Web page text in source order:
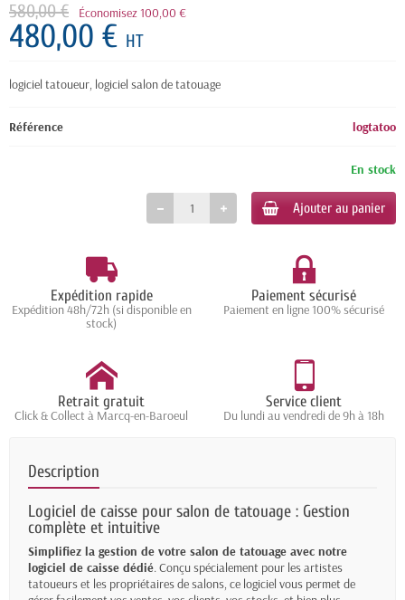
580,00 € Économisez 100,00 €
480,00 € HT
logiciel tatoueur, logiciel salon de tatouage
Référence logtatoo
En stock
Ajouter au panier
Expédition rapide
Expédition 48h/72h (si disponible en
stock)
Paiement sécurisé
Paiement en ligne 100% sécurisé
Retrait gratuit
Click & Collect à Marcq-en-Baroeul
Service client
Du lundi au vendredi de 9h à 18h
Description
Logiciel de caisse pour salon de tatouage : Gestion
complète et intuitive
Simplifiez la gestion de votre salon de tatouage avec notre
logiciel de caisse dédié. Conçu spécialement pour les artistes
tatoueurs et les propriétaires de salons, ce logiciel vous permet de